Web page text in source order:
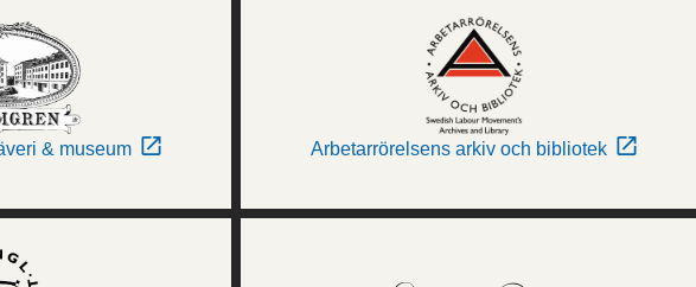
& museum Arbetarrörelsens arkiv och bibliotek